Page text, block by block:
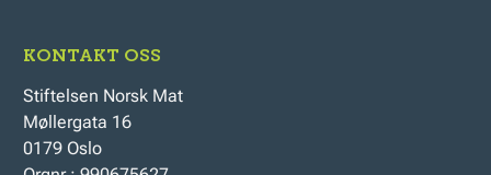
KONTAKT OSS
Stiftelsen Norsk Mat
Møllergata 16
0179 Oslo